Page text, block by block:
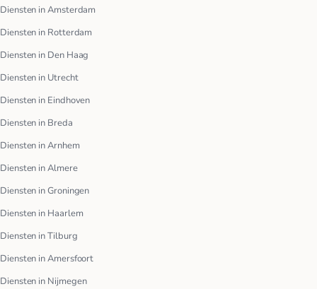
Diensten in Amsterdam
Diensten in Rotterdam
Diensten in Den Haag
Diensten in Utrecht
Diensten in Eindhoven
Diensten in Breda
Diensten in Arnhem
Diensten in Almere
Diensten in Groningen
Diensten in Haarlem
Diensten in Tilburg
Diensten in Amersfoort
Diensten in Nijmegen